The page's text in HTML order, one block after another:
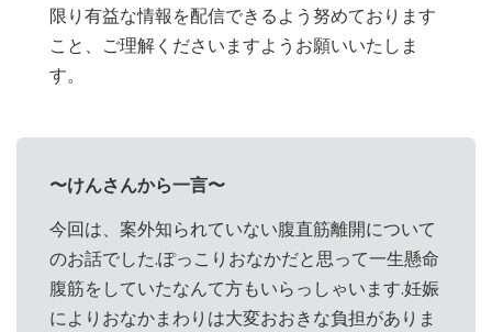
限り有益な情報を配信できるよう努めております
こと、ご理解くださいますようお願いいたしま
す。
〜けんさんから一言〜
今回は、案外知られていない腹直筋離開について
のお話でした.ぽっこりおなかだと思って一生懸命
腹筋をしていたなんて方もいらっしゃいます.妊娠
によりおなかまわりは大変おおきな負担がありま